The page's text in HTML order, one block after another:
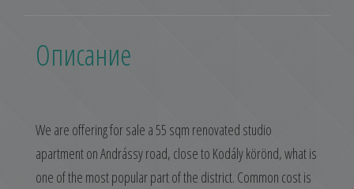
Описание
We are offering for sale a 55 sqm renovated studio
apartment on Andrássy road, close to Kodály körönd, what is
one of the most popular part of the district. Common cost is